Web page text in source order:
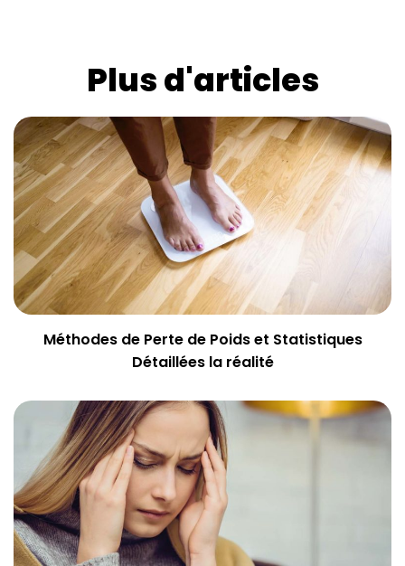
Plus d'articles
Méthodes de Perte de Poids et Statistiques
Détaillées la réalité